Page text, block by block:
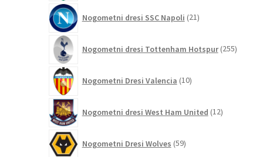
Nogometni dresi SSC Napoli 21izdelkov
Nogometni dresi Tottenham Hotspur 255
Nogometni Dresi Valencia 10izdelkov
Nogometni dresi West Ham United 12izdelkov
Nogometni Dresi Wolves 59izdelkov